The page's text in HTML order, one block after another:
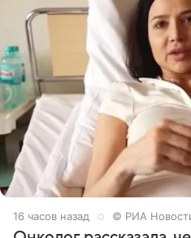
16 часов назад © РИА